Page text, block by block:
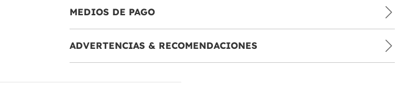
MEDIOS DE PAGO
ADVERTENCIAS & RECOMENDACIONES